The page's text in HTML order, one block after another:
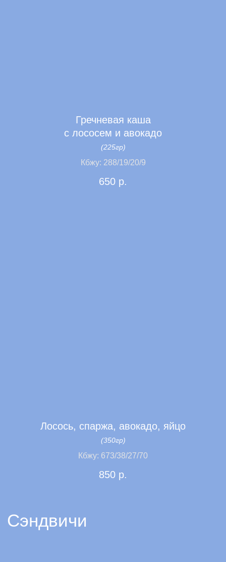
Гречневая каша
с лососем и авокадо
(225гр)
Кбжу: 288/19/20/9
650 р.
Лосось, спаржа, авокадо, яйцо
(350гр)
Кбжу: 673/38/27/70
850 р.